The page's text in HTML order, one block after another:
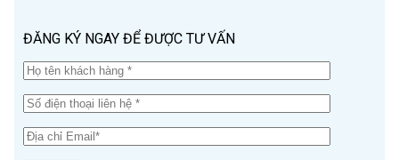
ĐĂNG KÝ NGAY ĐỂ ĐƯỢC TƯ VẤN